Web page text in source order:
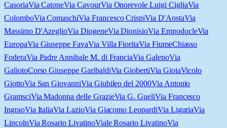
CasoriaVia CatoneVia CavourVia Onorevole Luigi CigliaVia
ColomboVia ComaschiVia Francesco CrispiVia D'AostaVia
Massimo D'AzeglioVia DiogeneVia DionisioVia EmpodocleVia
EuropaVia Giuseppe FavaVia Villa FioritaVia FiumeChiasso
FoderaVia Padre Annibale M. di FranciaVia GalenoVia
GaliotoCorso Giuseppe GaribaldiVia GiobertiVia GioiaVicolo
GiottoVia San GiovanniVia Giubileo del 2000Via Antonio
GramsciVia Madonna delle GrazieVia G. GueliVia Francesco
IngraoVia ItaliaVia LazioVia Giacomo LeopardiVia LiguriaVia
LincolnVia Rosario LivatinoViale Rosario LivatinoVia